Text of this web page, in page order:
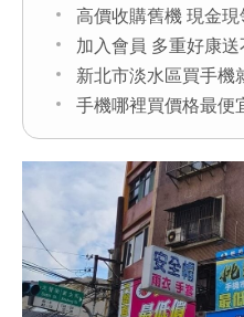
高價收購舊機 現金
加入會員 多重好康
新北市淡水區買手機
手機哪裡買價格最便